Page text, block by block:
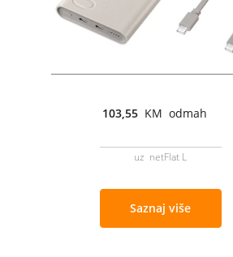
103,55 KM odmah
uz netFlat L
Saznaj više